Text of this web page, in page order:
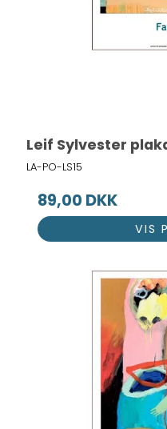
Leif Sylvester
LA-PO-LS15
89,00 DKK
VIS